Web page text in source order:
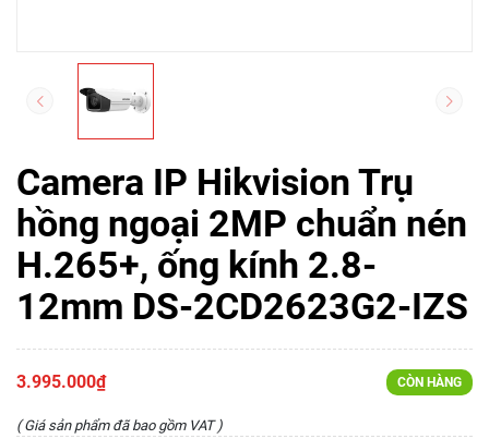
Camera IP Hikvision Trụ
hồng ngoại 2MP chuẩn nén
H.265+, ống kính 2.8-
12mm DS-2CD2623G2-IZS
3.995.000₫ CÒN HÀNG
( Giá sản phẩm đã bao gồm VAT )